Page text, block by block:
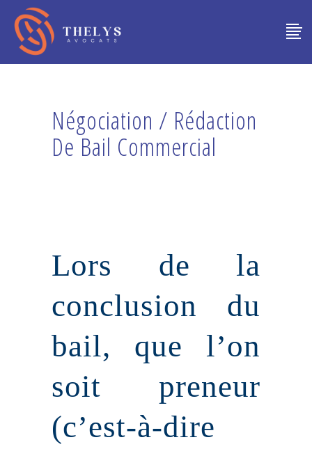
Négociation / Rédaction
De Bail Commercial
Lors de la
conclusion du
bail, que l’on
soit preneur
(c’est-à-dire